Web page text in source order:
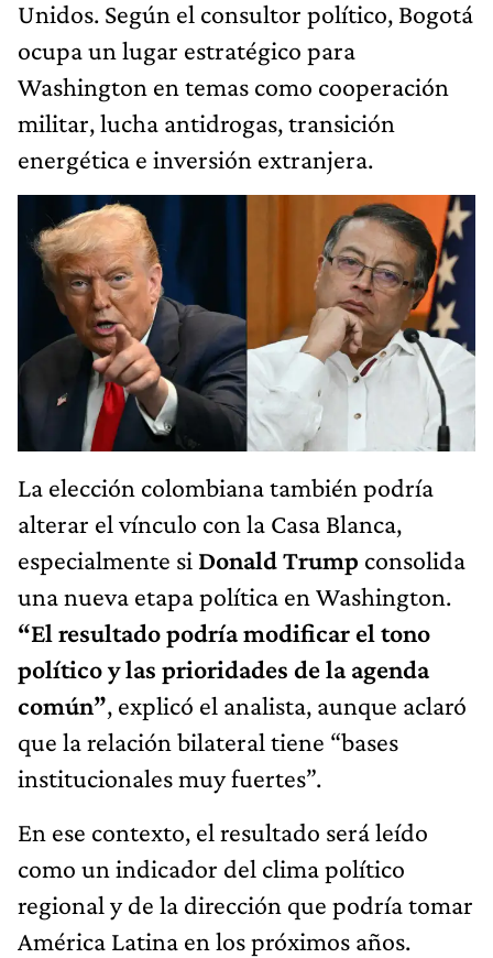
Unidos. Según el consultor político, Bogotá
ocupa un lugar estratégico para
Washington en temas como cooperación
militar, lucha antidrogas, transición
energética e inversión extranjera.
La elección colombiana también podría
alterar el vínculo con la Casa Blanca,
especialmente si Donald Trump consolida
una nueva etapa política en Washington.
“El resultado podría modificar el tono
político y las prioridades de la agenda
común”, explicó el analista, aunque aclaró
que la relación bilateral tiene “bases
institucionales muy fuertes”.
En ese contexto, el resultado será leído
como un indicador del clima político
regional y de la dirección que podría tomar
América Latina en los próximos años.